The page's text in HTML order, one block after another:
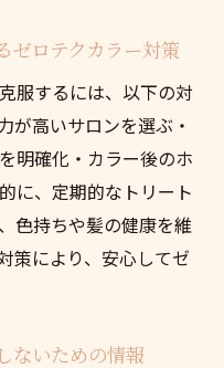
ゼロテクカラー対策
服するには、以下の対
が高いサロンを選ぶ・
明確化・カラー後のホ
に、定期的なトリート
色持ちや髪の健康を維
策により、安心してゼ
ないための情報